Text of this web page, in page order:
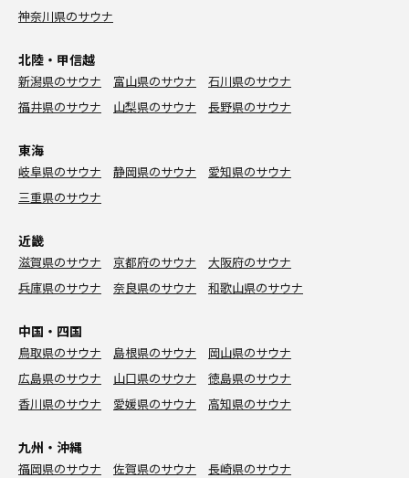
神奈川県のサウナ
北陸・甲信越
新潟県のサウナ 富山県のサウナ
石川県のサウナ
福井県のサウナ
山梨県のサウナ 長野県のサウナ
東海
岐阜県のサウナ 静岡県のサウナ
愛知県のサウナ
三重県のサウナ
近畿
滋賀県のサウナ 京都府のサウナ
大阪府のサウナ
兵庫県のサウナ
奈良県のサウナ 和歌山県のサウナ
中国・四国
鳥取県のサウナ 島根県のサウナ
岡山県のサウナ
広島県のサウナ
山口県のサウナ
徳島県のサウナ
香川県のサウナ
愛媛県のサウナ 高知県のサウナ
九州・沖縄
福岡県のサウナ 佐賀県のサウナ
長崎県のサウナ